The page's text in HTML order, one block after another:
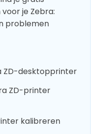
je Zebra:
problemen
ZD-desktopprinter
ZD-printer
kalibreren